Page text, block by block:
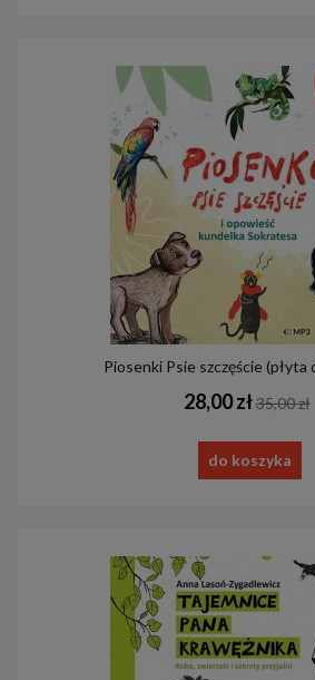
Piosenki Psie szczęście (płyta
28,00 zł35,00 zł
do koszyka